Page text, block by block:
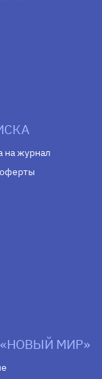
на журнал
МИР»